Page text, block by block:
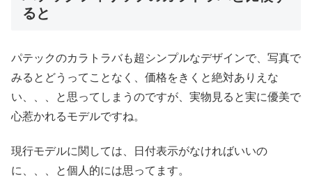
ると
パテックのカラトラバも超シンプルなデザインで、写真で
みるとどうってことなく、価格をきくと絶対ありえな
い、、、と思ってしまうのですが、実物見ると実に優美で
心惹かれるモデルですね。
現行モデルに関しては、日付表示がなければいいの
に、、、と個人的には思ってます。